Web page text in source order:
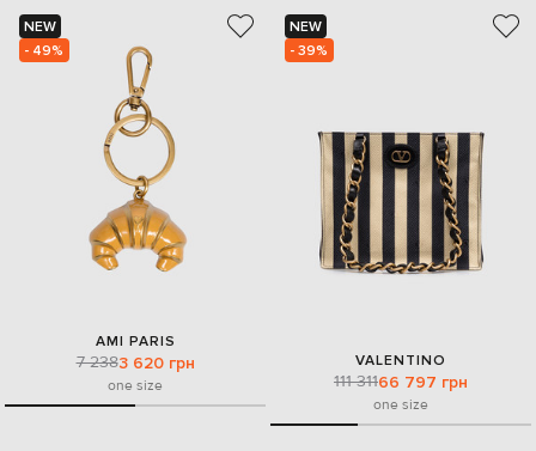
NEW
- 49%
AMI PARIS
7 2383 620 грн
one size
NEW
- 39%
VALENTINO
111 31166 797 грн
one size